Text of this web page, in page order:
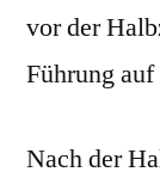
vor der
Führung auf
Nach der